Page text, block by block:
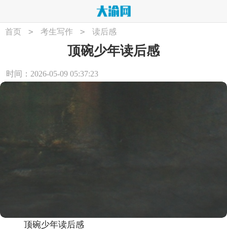
首页 > 考生写作 > 读后感
顶碗少年读后感
时间：2026-05-09 05:37:23
顶碗少年读后感